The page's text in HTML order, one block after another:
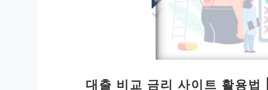
대출 비교 금리 사이트 활용법